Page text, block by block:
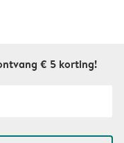
€ 5 korting!